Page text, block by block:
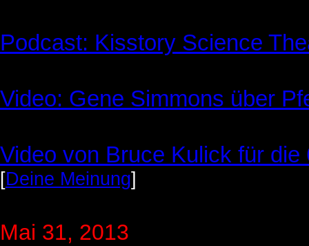
Podcast: Kisstory Science
Video: Gene Simmons über
Video von Bruce Kulick für
[Deine Meinung]
Mai 31, 2013